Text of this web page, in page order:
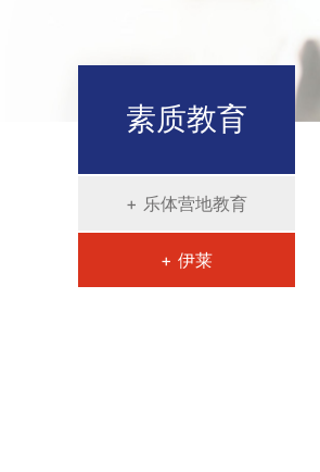
素质教育
+ 乐体营地教育
+ 伊莱